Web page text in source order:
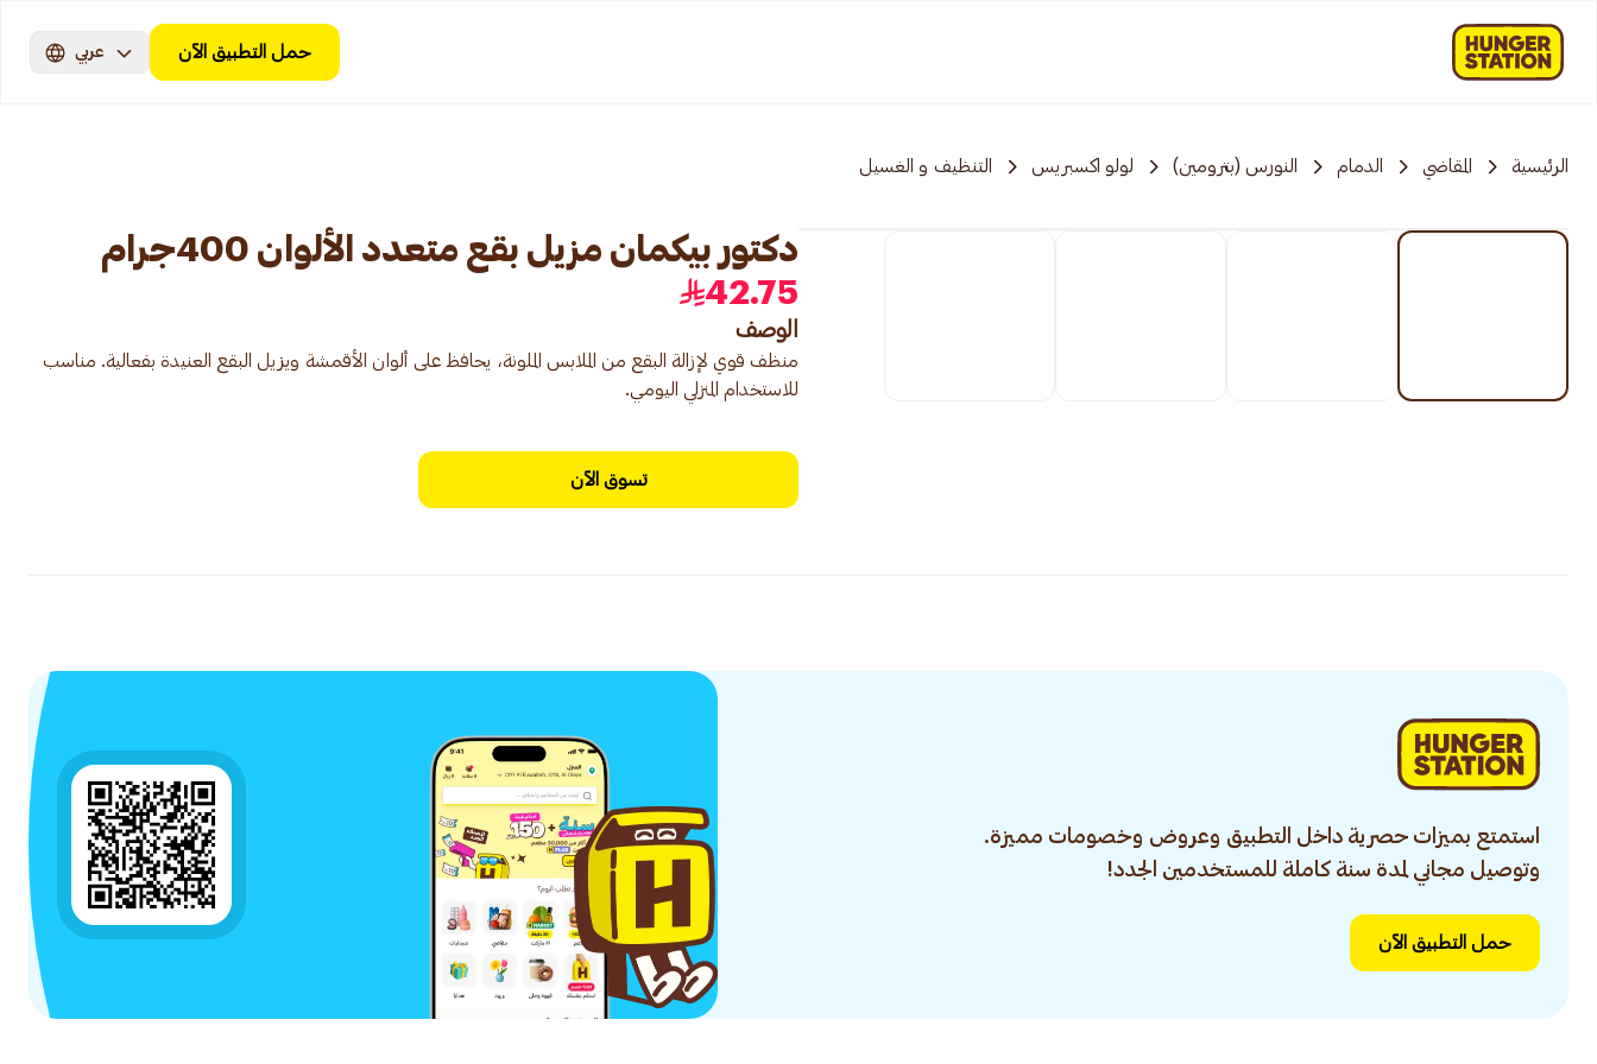
حمل التطبيق الآن عربي
الرئيسية المقاضي الدمام النورس (بترومين) لولو اكسبريس التنظيف و الغسيل
دكتور بيكمان مزيل بقع متعدد الألوان 400جرام
42.75
الوصف
منظف قوي لإزالة البقع من الملابس الملونة، يحافظ على ألوان الأقمشة ويزيل البقع العنيدة بفعالية. مناسب
للاستخدام المنزلي اليومي.
تسوق الآن
استمتع بميزات حصرية داخل التطبيق وعروض وخصومات مميزة.
وتوصيل مجاني لمدة سنة كاملة للمستخدمين الجدد!
حمل التطبيق الآن